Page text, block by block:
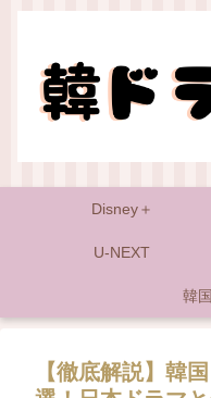
Disney＋
U-NEXT
韓
【徹底解説】韓